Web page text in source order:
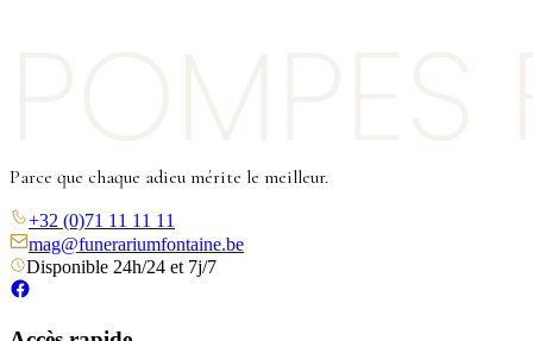
Parce que chaque adieu mérite le meilleur.
+32 (0)71 11 11 11
mag@funerariumfontaine.be
Disponible 24h/24 et 7j/7